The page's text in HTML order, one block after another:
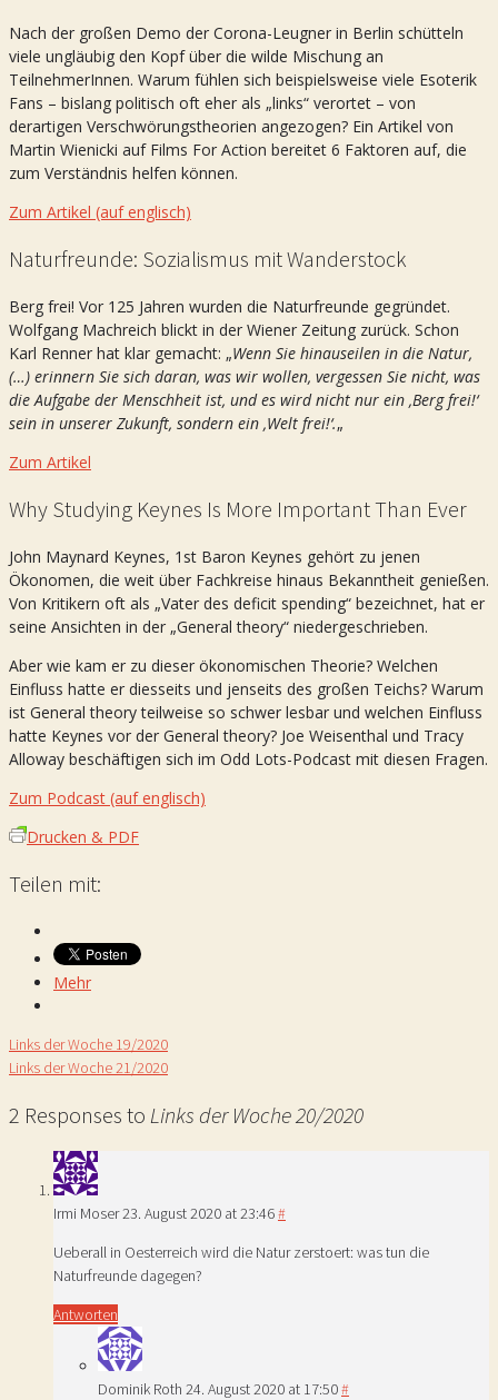
Nach der großen Demo der Corona-Leugner in Berlin schütteln
viele ungläubig den Kopf über die wilde Mischung an
TeilnehmerInnen. Warum fühlen sich beispielsweise viele Esoterik
Fans – bislang politisch oft eher als „links“ verortet – von
derartigen Verschwörungstheorien angezogen? Ein Artikel von
Martin Wienicki auf Films For Action bereitet 6 Faktoren auf, die
zum Verständnis helfen können.
Zum Artikel (auf englisch)
Naturfreunde: Sozialismus mit Wanderstock
Berg frei! Vor 125 Jahren wurden die Naturfreunde gegründet.
Wolfgang Machreich blickt in der Wiener Zeitung zurück. Schon
Karl Renner hat klar gemacht: „Wenn Sie hinauseilen in die Natur,
(…) erinnern Sie sich daran, was wir wollen, vergessen Sie nicht, was
die Aufgabe der Menschheit ist, und es wird nicht nur ein ‚Berg frei!‘
sein in unserer Zukunft, sondern ein ‚Welt frei!‘.„
Zum Artikel
Why Studying Keynes Is More Important Than Ever
John Maynard Keynes, 1st Baron Keynes gehört zu jenen
Ökonomen, die weit über Fachkreise hinaus Bekanntheit genießen.
Von Kritikern oft als „Vater des deficit spending“ bezeichnet, hat er
seine Ansichten in der „General theory“ niedergeschrieben.
Aber wie kam er zu dieser ökonomischen Theorie? Welchen
Einfluss hatte er diesseits und jenseits des großen Teichs? Warum
ist General theory teilweise so schwer lesbar und welchen Einfluss
hatte Keynes vor der General theory? Joe Weisenthal und Tracy
Alloway beschäftigen sich im Odd Lots-Podcast mit diesen Fragen.
Zum Podcast (auf englisch)
Drucken & PDF
Teilen mit:
Mehr
Links der Woche 19/2020
Links der Woche 21/2020
2 Responses to Links der Woche 20/2020
Irmi Moser23. August 2020 at 23:46#
Ueberall in Oesterreich wird die Natur zerstoert: was tun die
Naturfreunde dagegen?
Antworten
Dominik Roth 24. August 2020 at 17:50#